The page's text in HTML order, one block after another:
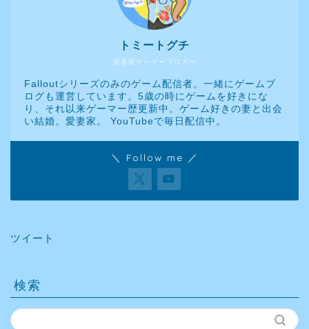
愛妻家ゲーマーブロガー
トミートグチ
Falloutシリーズのみのゲーム配信者。一緒にゲームブ
ログも運営しています。5歳の時にゲームを好きにな
り、それ以来ゲーマー歴更新中。ゲーム好きの妻と出会
い結婚。愛妻家。 YouTubeで毎日配信中。
＼ Follow me ／
ツイート
検索